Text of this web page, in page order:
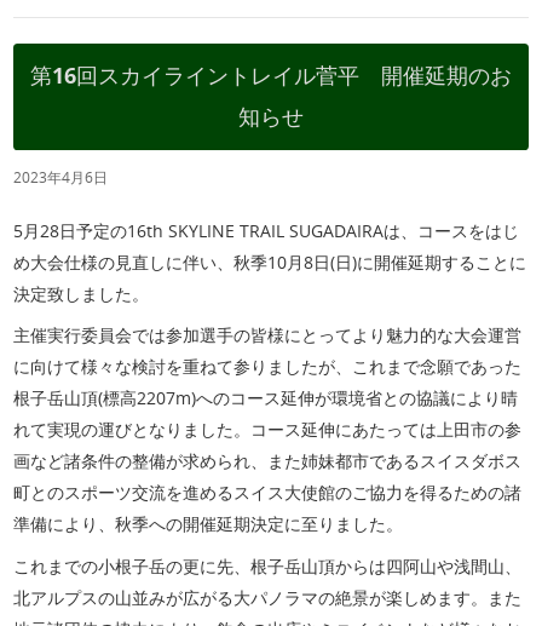
第16回スカイライントレイル菅平 開催延期のお
知らせ
2023年4月6日
5月28日予定の16th SKYLINE TRAIL SUGADAIRAは、コースをはじ
め大会仕様の見直しに伴い、秋季10月8日(日)に開催延期することに
決定致しました。
主催実行委員会では参加選手の皆様にとってより魅力的な大会運営
に向けて様々な検討を重ねて参りましたが、これまで念願であった
根子岳山頂(標高2207m)へのコース延伸が環境省との協議により晴
れて実現の運びとなりました。コース延伸にあたっては上田市の参
画など諸条件の整備が求められ、また姉妹都市であるスイスダボス
町とのスポーツ交流を進めるスイス大使館のご協力を得るための諸
準備により、秋季への開催延期決定に至りました。
これまでの小根子岳の更に先、根子岳山頂からは四阿山や浅間山、
北アルプスの山並みが広がる大パノラマの絶景が楽しめます。また